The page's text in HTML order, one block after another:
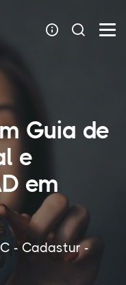
Guia de
e
em
- Cadastur -